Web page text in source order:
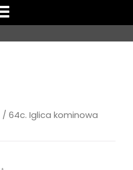
/ 64c. Iglica kominowa